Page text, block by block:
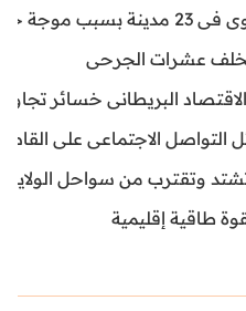
حر شديدة
عشرات الجرحى
البريطاني خسائر تجاوزت 1.5 مليار
الاجتماعي على القاصرين
تشتد وتقترب من سواحل
طاقية إقليمية